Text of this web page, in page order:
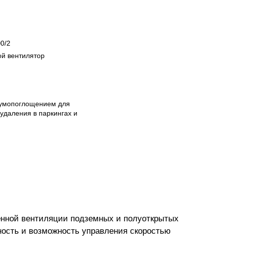
2
вентилятор
для
в паркингах и
вентиляции подземных и полуоткрытых
и возможность управления скоростью